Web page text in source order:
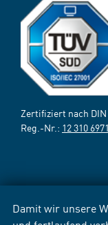
Damit wir unsere
Zertifiziert nach DIN
Reg.-Nr.: 12 310